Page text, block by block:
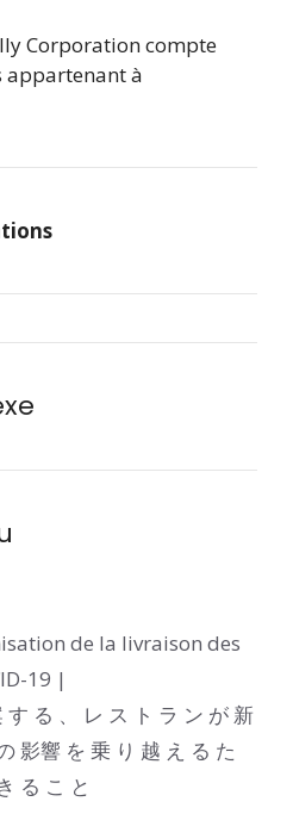
Corporation compte
appartenant à
de la livraison des
19 |
る 、 レ ス ト ラ ン が 新
影響 を 乗 り 越 え る た
る こ と